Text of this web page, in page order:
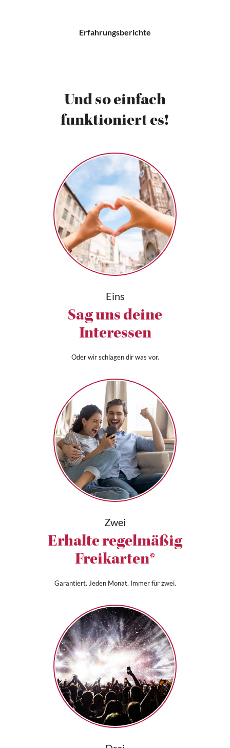
Erfahrungsberichte
Und so einfach
funktioniert es!
Eins
Sag uns deine
Interessen
Oder wir schlagen dir was vor.
Zwei
Erhalte regelmäßig
Freikarten*
Garantiert. Jeden Monat. Immer für zwei.